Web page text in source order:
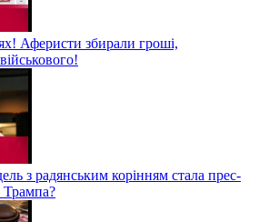
Аферисти збирали гроші,
з радянським корінням стала прес-
Трампа?